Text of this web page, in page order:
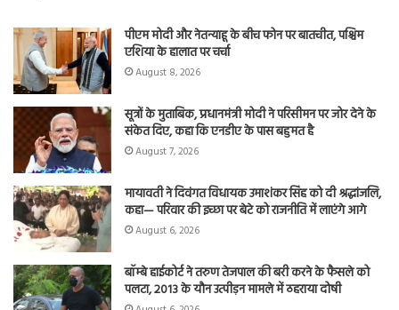
पीएम मोदी और नेतन्याहू के बीच फोन पर बातचीत, पश्चिम
एशिया के हालात पर चर्चा
August 8, 2026
सूत्रों के मुताबिक, प्रधानमंत्री मोदी ने परिसीमन पर जोर देने के
संकेत दिए, कहा कि एनडीए के पास बहुमत है
August 7, 2026
मायावती ने दिवंगत विधायक उमाशंकर सिंह को दी श्रद्धांजलि,
कहा— परिवार की इच्छा पर बेटे को राजनीति में लाएंगे आगे
August 6, 2026
बॉम्बे हाईकोर्ट ने तरुण तेजपाल की बरी करने के फैसले को
पलटा, 2013 के यौन उत्पीड़न मामले में ठहराया दोषी